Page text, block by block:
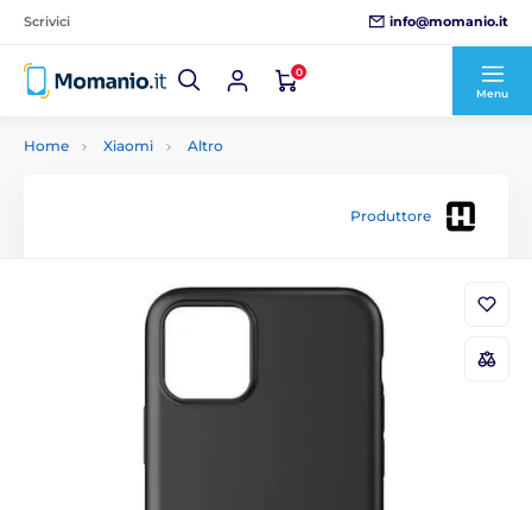
Scrivici info@momanio.it
0
Menu
Home Xiaomi Altro
Produttore